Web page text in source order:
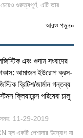
গুরুত্বপূর্ণ, এটি তার
আরও পড়ুন»
এবং গুদাম সংবাদের
আমাজন ইউরোপ ক্রস-
ব্রিটিশ/জার্মান গন্তব্য
ক্লিয়ারেন্স পরিষেবা চালু
সময়: 11-29-2019
হল একটি পেশাদার উদ্যোগ যা